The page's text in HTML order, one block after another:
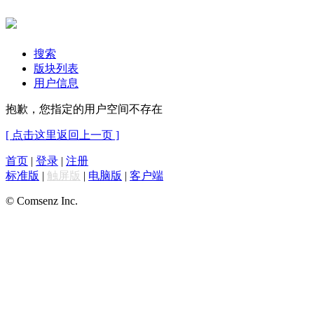
搜索
版块列表
用户信息
抱歉，您指定的用户空间不存在
[ 点击这里返回上一页 ]
首页 | 登录 | 注册
标准版 | 触屏版 | 电脑版 | 客户端
© Comsenz Inc.